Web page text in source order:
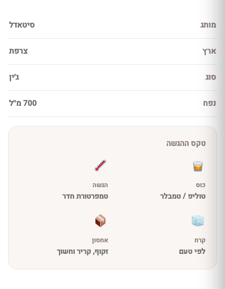
מותג סיטאדל
ארץ צרפת
סוג ג׳ין
נפח 700 מ''ל
טקס ההגשה
כוס
טוליפ / טמבלר
הגשה
טמפרטורת חדר
קרח
לפי טעם
אחסון
זקוף, קריר וחשוך